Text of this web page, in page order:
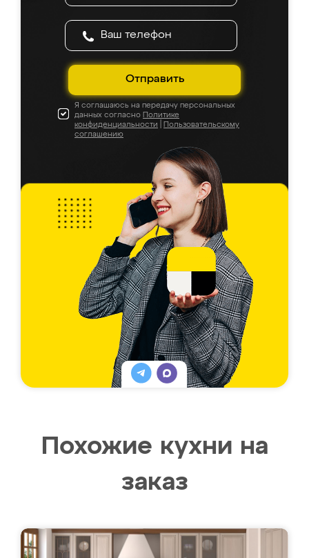
Отправить
Я соглашаюсь на передачу персональных
данных согласно Политике
конфиденциальности
Пользовательскому
соглашению
Похожие кухни на
заказ